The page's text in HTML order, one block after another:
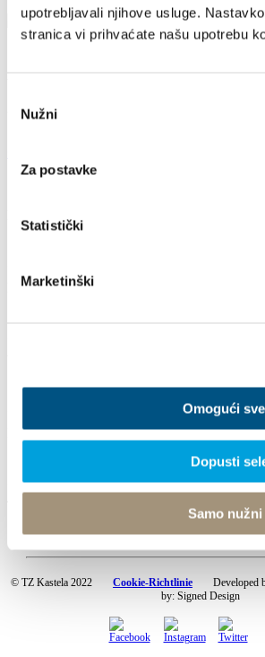
upotrebljavali njihove usluge.
stranica vi prihvaćate našu upotrebu
pristanka
Nužni
Za postavke
Statistički
Marketinški
Omogući
Dopusti
Samo
21216 Kaštel Stari, Hrvatska
Destination
Info
© TZ Kastela 2022 Cookie-Richtlinie Developed
by: Signed Design